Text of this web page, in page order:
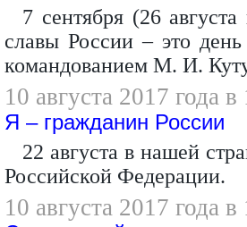
7 сентября (26
славы России – это
командованием М. И.
10 августа 2017 года
Я – гражданин России
22 августа в нашей
Российской Федерации.
10 августа 2017 года